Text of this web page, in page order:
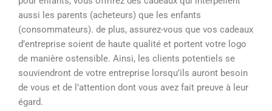
aussi les parents (acheteurs) que les enfants
(consommateurs). de plus, assurez-vous que vos cadeaux
d’entreprise soient de haute qualité et portent votre logo
de manière ostensible. Ainsi, les clients potentiels se
souviendront de votre entreprise lorsqu’ils auront besoin
de vous et de l’attention dont vous avez fait preuve à leur
égard.